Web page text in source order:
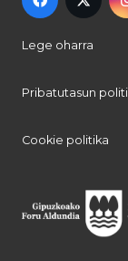
Lege oharra
Pribatutasun
Cookie politika